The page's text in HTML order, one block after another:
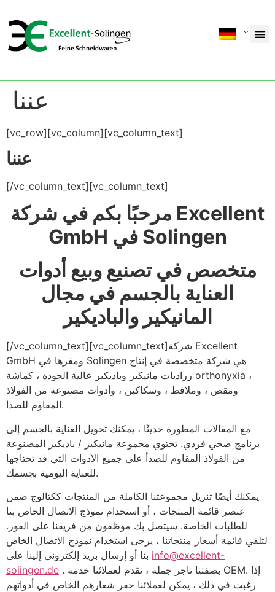
عننا
[vc_row][vc_column][vc_column_text]
عننا
[/vc_column_text][vc_column_text]
مرحبًا بكم في شركة Excellent
GmbH في Solingen
متخصص في تصنيع وبيع أدوات
العناية بالجسم في مجال
المانيكير والباديكير
[/vc_column_text][vc_column_text]شركة Excellent
GmbH ومقرها في Solingen هي شركة متخصصة في إنتاج
زراديات مانيكير وباديكير عالية الجودة ، كماشة orthonyxia ،
ومقص ، وملاقط ، وسكاكين ، وأدوات مصنوعة من الفولاذ
المقاوم للصدأ.
مع المقالات المطورة حديثًا ، يمكنك تحويل العناية بالجسم إلى
برنامج صحي فردي. تحتوي مجموعة مانيكير / باديكير المصنوعة
من الفولاذ المقاوم للصدأ على جميع الأدوات التي قد تحتاجها
للعناية اليومية بجسمك.
يمكنك أيضًا تنزيل مجموعتنا الكاملة من المنتجات ككتالوج ضمن
عنصر قائمة المنتجات ، أو استخدام نموذج الاتصال الخاص بنا
للطلبات الخاصة. سيتصل بك موظفون من فريقنا على الفور.
لتلقي قائمة أسعار منتجاتنا ، يرجى استخدام نموذج الاتصال الخاص
info@excellent-
solingen.de . بصفتنا تاجر جملة ، نقدم لعملائنا خدمة OEM. إذا
رغبت في ذلك ، يمكن لعملائنا حفر شعارهم الخاص في أدواتهم